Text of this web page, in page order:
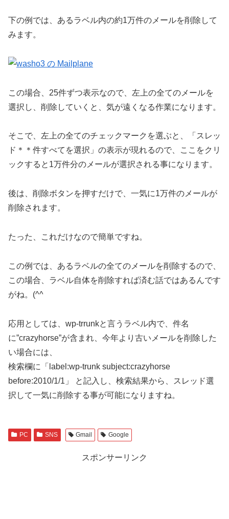
下の例では、あるラベル内の約1万件のメールを削除して
みます。
この場合、25件ずつ表示なので、左上の全てのメールを
選択し、削除していくと、気が遠くなる作業になります。
そこで、左上の全てのチェックマークを選ぶと、「スレッ
ド＊＊件すべてを選択」の表示が現れるので、ここをクリ
ックすると1万件分のメールが選択される事になります。
後は、削除ボタンを押すだけで、一気に1万件のメールが
削除されます。
たった、これだけなので簡単ですね。
この例では、あるラベルの全てのメールを削除するので、
この場合、ラベル自体を削除すれば済む話ではあるんです
がね。(^^ゞ
応用としては、wp-trrunkと言うラベル内で、件名
に”crazyhorse”が含まれ、今年より古いメールを削除した
い場合には、
検索欄に「label:wp-trunk subject:crazyhorse
before:2010/1/1」 と記入し、検索結果から、スレッド選
択して一気に削除する事が可能になりますね。
PC SNS Gmail Google
スポンサーリンク